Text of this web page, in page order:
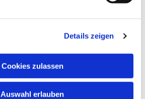
Details zeigen
Cookies zulassen
Auswahl erlauben